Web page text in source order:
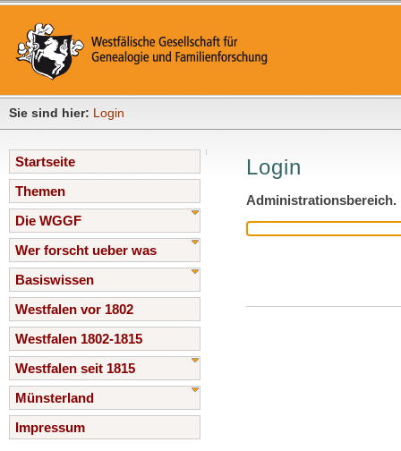
Sie sind hier: Login
Startseite
Themen
Die WGGF
Wer forscht ueber was
Basiswissen
Westfalen vor 1802
Westfalen 1802-1815
Westfalen seit 1815
Münsterland
Impressum
Login